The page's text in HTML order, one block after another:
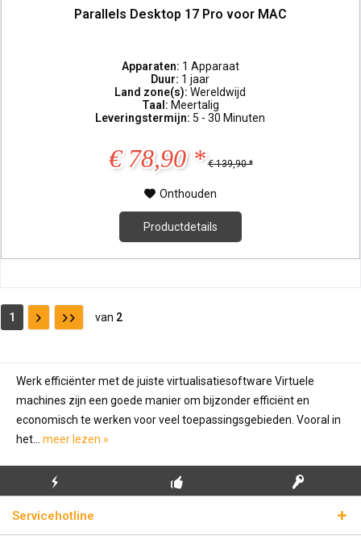
Parallels Desktop 17 Pro voor MAC
Apparaten: 1 Apparaat
Duur: 1 jaar
Land zone(s):Wereldwijd
Taal: Meertalig
Leveringstermijn: 5 - 30 Minuten
€ 78,90 * € 139,90 *
Onthouden
Productdetails
1 van 2
Werk efficiënter met de juiste virtualisatiesoftware Virtuele
machines zijn een goede manier om bijzonder efficiënt en
economisch te werken voor veel toepassingsgebieden. Vooral in
het... meer lezen »
BLIKSEMVERZENDING
LICENTIESLEUTELS
Servicehotline